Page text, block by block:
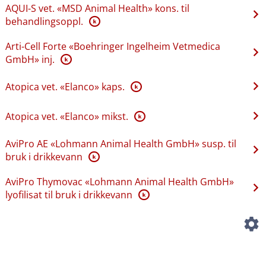
AQUI-S vet. «MSD Animal Health» kons. til
behandlingsoppl. K
Arti-Cell Forte «Boehringer Ingelheim Vetmedica
GmbH» inj. K
Atopica vet. «Elanco» kaps. K
Atopica vet. «Elanco» mikst. K
AviPro AE «Lohmann Animal Health GmbH» susp. til
bruk i drikkevann K
AviPro Thymovac «Lohmann Animal Health GmbH»
lyofilisat til bruk i drikkevann K